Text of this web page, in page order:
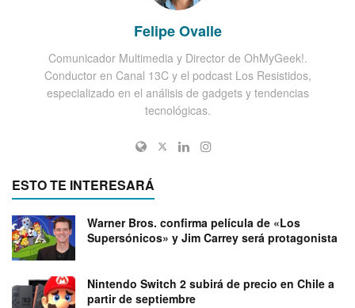
Felipe Ovalle
Comunicador Multimedia y Director de OhMyGeek!.
Conductor en Canal 13C y el podcast Los Resistidos,
especializado en el análisis de gadgets y tendencias
tecnológicas.
ESTO TE INTERESARÁ
Warner Bros. confirma película de «Los
Supersónicos» y Jim Carrey será protagonista
Nintendo Switch 2 subirá de precio en Chile a
partir de septiembre